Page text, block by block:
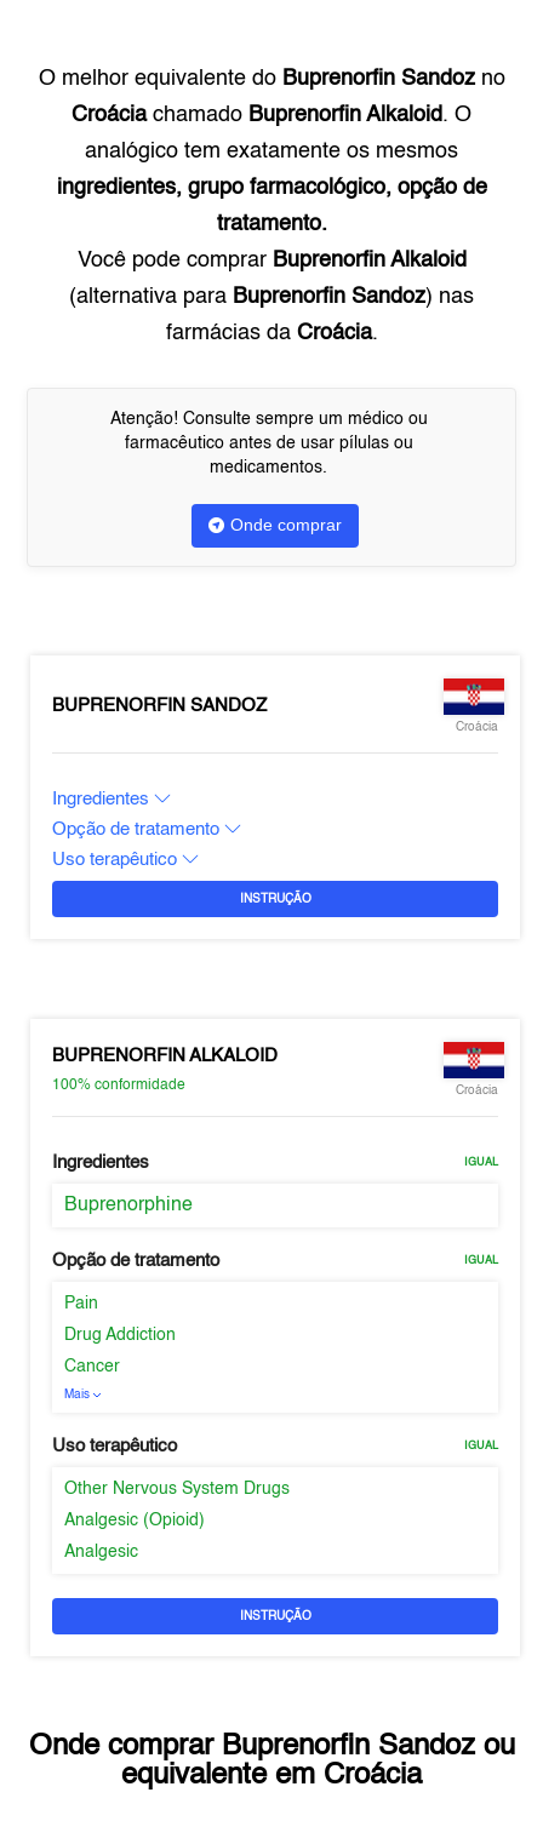
O melhor equivalente do Buprenorfin Sandozno
Croáciachamado Buprenorfin Alkaloid. O
analógico tem exatamente os mesmos
ingredientes, grupo farmacológico, opção de
tratamento.
Você pode comprar Buprenorfin Alkaloid
(alternativa para Buprenorfin Sandoz) nas
farmácias da Croácia.
Atenção! Consulte sempre um médico ou
farmacêutico antes de usar pílulas ou
medicamentos.
Onde comprar
BUPRENORFIN SANDOZ
Croácia
Ingredientes
Opção de tratamento
Uso terapêutico
INSTRUÇÃO
BUPRENORFIN ALKALOID
100%conformidade Croácia
Ingredientes IGUAL
Buprenorphine
Opção de tratamento IGUAL
Pain
Drug Addiction
Cancer
Mais
Uso terapêutico IGUAL
Other Nervous System Drugs
Analgesic (Opioid)
Analgesic
INSTRUÇÃO
Onde comprar Buprenorfin Sandozou
equivalente em Croácia